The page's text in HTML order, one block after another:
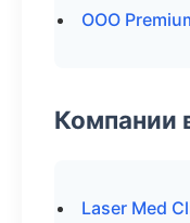
ООО
Компании
Laser Med